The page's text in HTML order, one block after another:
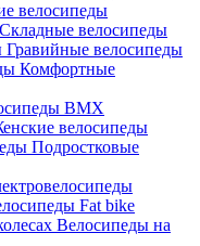
велосипеды
Складные велосипеды
Гравийные велосипеды
Комфортные
BMX
велосипеды
Подростковые
Fat bike
Велосипеды на